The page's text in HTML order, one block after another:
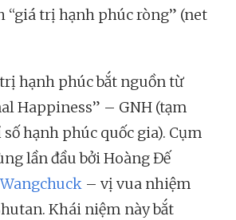
“giá trị hạnh phúc ròng” (net
hạnh phúc bắt nguồn từ
Happiness” – GNH (tạm
hạnh phúc quốc gia). Cụm
lần đầu bởi Hoàng Đế
– vị vua nhiệm
Khái niệm này bắt